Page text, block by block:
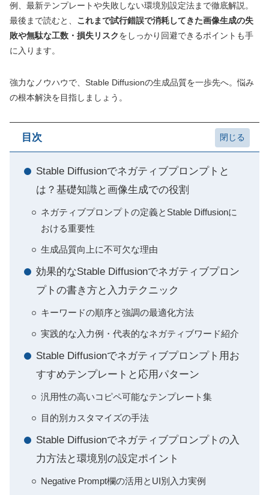
例、最新テンプレートや失敗しない環境別設定法まで徹底解説。
最後まで読むと、 これまで試行錯誤で消耗してきた画像生成の失
敗や無駄な工数・損失リスクをしっかり回避できるポイントも手
に入ります。
強力なノウハウで、Stable Diffusionの生成品質を一歩先へ。悩み
の根本解決を目指しましょう。
目次
Stable Diffusionでネガティブプロンプトと
は？基礎知識と画像生成での役割
ネガティブプロンプトの定義とStable Diffusionに
おける重要性
生成品質向上に不可欠な理由
効果的なStable Diffusionでネガティブプロン
プトの書き方と入力テクニック
キーワードの順序と強調の最適化方法
実践的な入力例・代表的なネガティブワード紹介
Stable Diffusionでネガティブプロンプト用お
すすめテンプレートと応用パターン
汎用性の高いコピペ可能なテンプレート集
目的別カスタマイズの手法
Stable Diffusionでネガティブプロンプトの入
力方法と環境別の設定ポイント
Negative Prompt欄の活用とUI別入力実例